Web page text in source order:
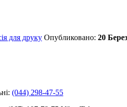
для друку Опубликовано: 20
(044) 298-47-55